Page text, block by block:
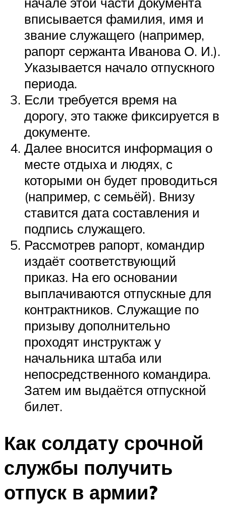
вписывается фамилия, имя и
звание служащего (например,
рапорт сержанта Иванова О. И.).
Указывается начало отпускного
периода.
Если требуется время на
дорогу, это также фиксируется в
документе.
Далее вносится информация о
месте отдыха и людях, с
которыми он будет проводиться
(например, с семьёй). Внизу
ставится дата составления и
подпись служащего.
Рассмотрев рапорт, командир
издаёт соответствующий
приказ. На его основании
выплачиваются отпускные для
контрактников. Служащие по
призыву дополнительно
проходят инструктаж у
начальника штаба или
непосредственного командира.
Затем им выдаётся отпускной
билет.
Как солдату срочной
службы получить
отпуск в армии?